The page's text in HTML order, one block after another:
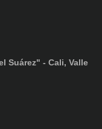
Suárez" - Cali, Valle